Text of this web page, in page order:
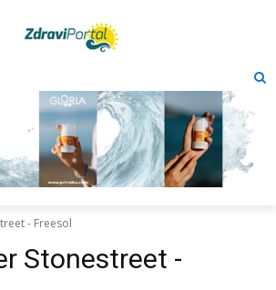
- Freesol
Stonestreet -